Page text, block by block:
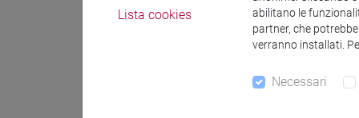
fi 30
fi 60
fi 60
Lista cookies
abilitano le
partner, che
verranno installati.
Necessari